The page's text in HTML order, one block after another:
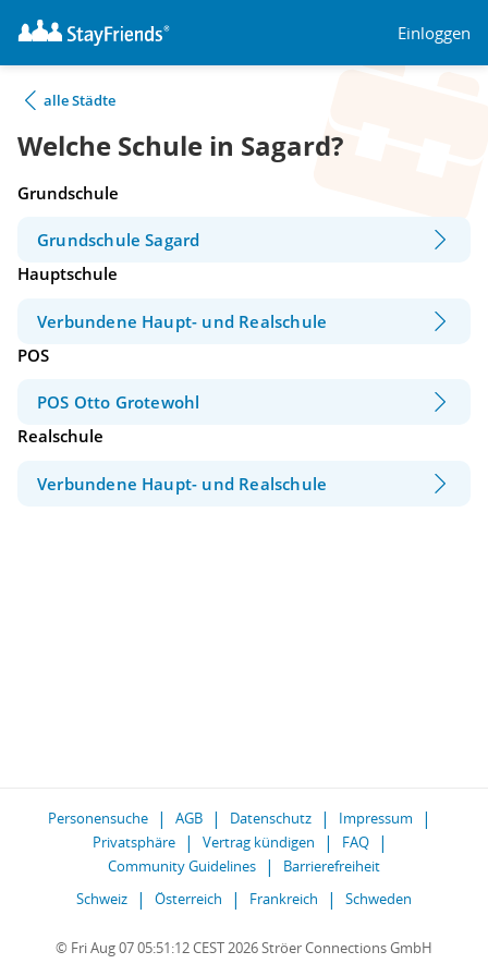
Einloggen
alle Städte
Welche Schule in Sagard?
Grundschule
Grundschule Sagard
Hauptschule
Verbundene Haupt- und Realschule
POS
POS Otto Grotewohl
Realschule
Verbundene Haupt- und Realschule
Personensuche AGB Datenschutz
Impressum
Privatsphäre
Vertrag kündigen
FAQ
Community Guidelines
Barrierefreiheit
Schweiz
Österreich Frankreich Schweden
© Fri Aug 07 05:51:12 CEST 2026 Ströer Connections GmbH